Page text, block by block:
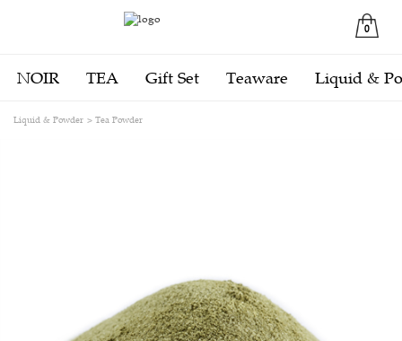
0
NOIR TEA Gift Set Teaware Liquid &
Liquid & Powder Tea Powder